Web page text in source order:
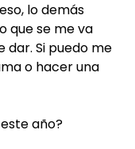
lo demás
que se me va
dar. Si puedo me
o hacer una
año?